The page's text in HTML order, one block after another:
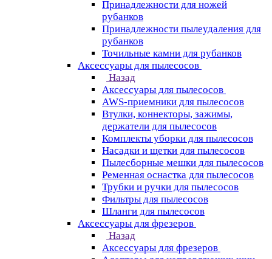
Принадлежности для ножей
рубанков
Принадлежности пылеудаления для
рубанков
Точильные камни для рубанков
Аксессуары для пылесосов
Назад
Аксессуары для пылесосов
AWS-приемники для пылесосов
Втулки, коннекторы, зажимы,
держатели для пылесосов
Комплекты уборки для пылесосов
Насадки и щетки для пылесосов
Пылесборные мешки для пылесосов
Ременная оснастка для пылесосов
Трубки и ручки для пылесосов
Фильтры для пылесосов
Шланги для пылесосов
Аксессуары для фрезеров
Назад
Аксессуары для фрезеров